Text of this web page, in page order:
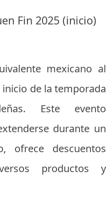
Fin 2025 (inicio)
mexicano al
inicio de la temporada
Este evento
durante un
ofrece descuentos
productos y